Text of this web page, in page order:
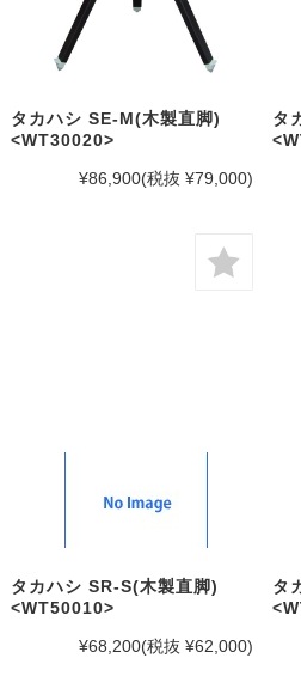
タカハシ SE-M(木製直脚)
<WT30020>
¥86,900(税抜 ¥79,000)
タ
タカハシ SR-S(木製直脚)
<WT50010>
¥68,200(税抜 ¥62,000)
タ